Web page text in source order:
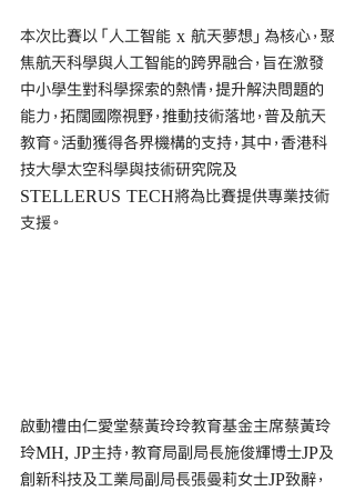
本次比賽以「人工智能 x 航天夢想」為核心，聚
焦航天科學與人工智能的跨界融合，旨在激發
中小學生對科學探索的熱情，提升解決問題的
能力，拓闊國際視野，推動技術落地，普及航天
教育。活動獲得各界機構的支持，其中，香港科
技大學太空科學與技術研究院及
STELLERUS TECH將為比賽提供專業技術
支援。
啟動禮由仁愛堂蔡黃玲玲教育基金主席蔡黃玲
玲MH, JP主持，教育局副局長施俊輝博士JP及
創新科技及工業局副局長張曼莉女士JP致辭，